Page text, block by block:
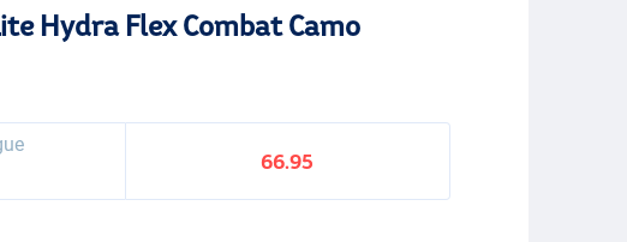
Hydra Flex Combat Camo
66.95